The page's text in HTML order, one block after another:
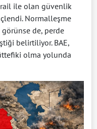
ile olan güvenlik
Normalleşme
görünse de, perde
belirtiliyor. BAE,
olma yolunda